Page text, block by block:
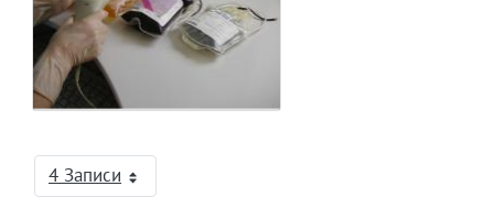
4 ЗаписиНа страницу